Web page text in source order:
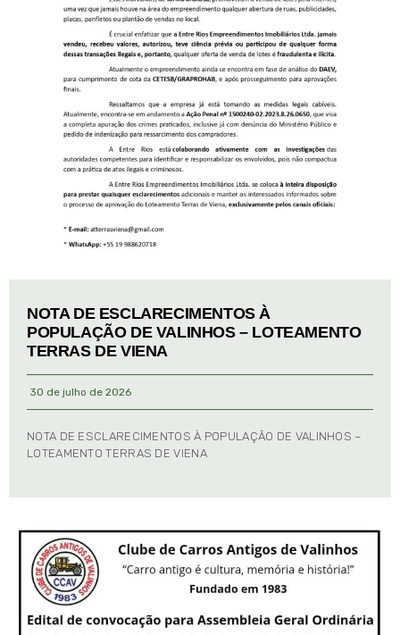
NOTA DE ESCLARECIMENTOS À
POPULAÇÃO DE VALINHOS – LOTEAMENTO
TERRAS DE VIENA
30 de julho de 2026
NOTA DE ESCLARECIMENTOS À POPULAÇÃO DE VALINHOS –
LOTEAMENTO TERRAS DE VIENA